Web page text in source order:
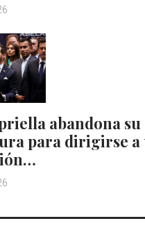
abandona su
para dirigirse a